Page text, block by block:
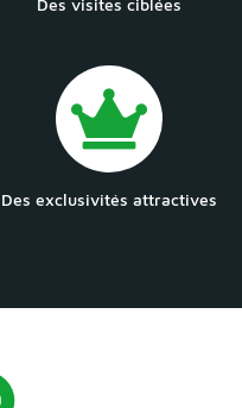
Des visites ciblées
Des exclusivités attractives